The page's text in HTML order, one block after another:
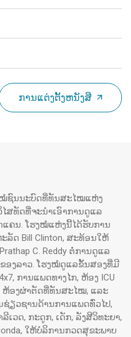
ການແຕ່ງຕັ້ງຫນັງສື
ງໝໍຊົນນະບົດທີ່ທັນສະໄໝແຫ່ງ
ສທັດທີ່ຈະນຳເອົາການດູແລ
ຄນ. ໂຮງໝໍແຫ່ງນີ້ໄດ້ຮັບການ
ດ Bill Clinton, ສະທ້ອນໃຫ້
C. Reddy ຕໍ່ການດູແລ
ອງລາວ. ໂຮງໝໍດູແລຂັ້ນສອງທີ່ມີ
ການແພດທາງໄກ, ຫ້ອງ ICU
ອງຜ່າຕັດທີ່ທັນສະໄໝ, ແລະ
ຽວຊານດ້ານການແພດທົ່ວໄປ,
ເວດ, ກະດູກ, ເດັກ, ລັງສີວິທະຍາ,
ໃຫ້ບໍລິການກວດສຸຂະພາບ